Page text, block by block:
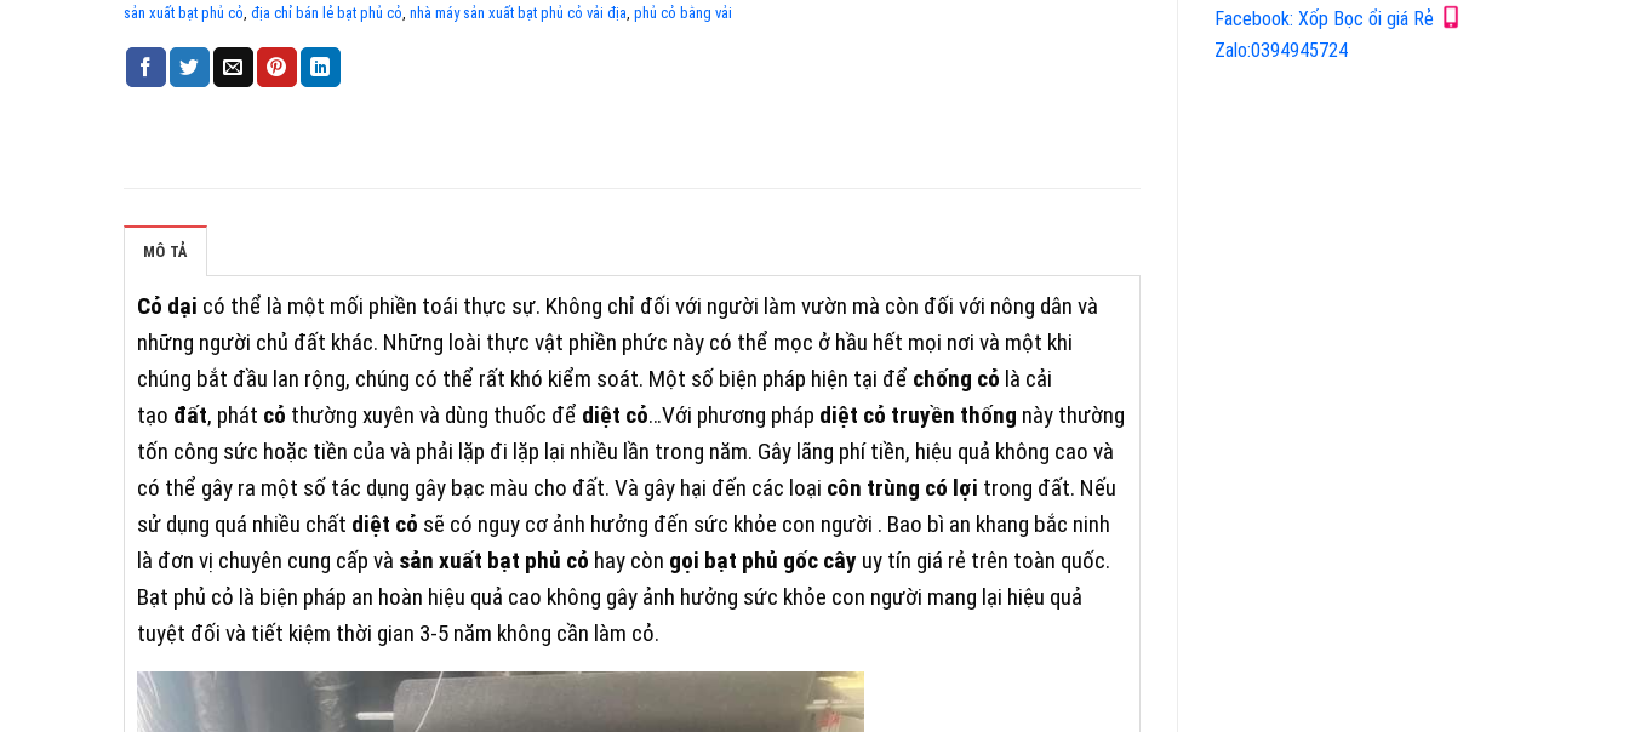
Facebook: Xốp Bọc ổi giá Rẻ
Zalo:0394945724
sản xuất bạt phủ cỏ, địa chỉ bán lẻ bạt phủ cỏ, nhà máy sản xuất bạt phủ cỏ vải địa, phủ cỏ bằng vải
MÔ TẢ
Cỏ dại có thể là một mối phiền toái thực sự. Không chỉ đối với người làm vườn mà còn đối với nông dân và
những người chủ đất khác. Những loài thực vật phiền phức này có thể mọc ở hầu hết mọi nơi và một khi
chúng bắt đầu lan rộng, chúng có thể rất khó kiểm soát. Một số biện pháp hiện tại để chống cỏ là cải
tạo đất, phát cỏ thường xuyên và dùng thuốc để diệt cỏ…Với phương pháp diệt cỏ truyền thống này thường
tốn công sức hoặc tiền của và phải lặp đi lặp lại nhiều lần trong năm. Gây lãng phí tiền, hiệu quả không cao và
có thể gây ra một số tác dụng gây bạc màu cho đất. Và gây hại đến các loại côn trùng có lợi trong đất. Nếu
sử dụng quá nhiều chất diệt cỏ sẽ có nguy cơ ảnh hưởng đến sức khỏe con người . Bao bì an khang bắc ninh
là đơn vị chuyên cung cấp và sản xuất bạt phủ cỏ hay còn gọi bạt phủ gốc cây uy tín giá rẻ trên toàn quốc.
Bạt phủ cỏ là biện pháp an hoàn hiệu quả cao không gây ảnh hưởng sức khỏe con người mang lại hiệu quả
tuyệt đối và tiết kiệm thời gian 3-5 năm không cần làm cỏ.